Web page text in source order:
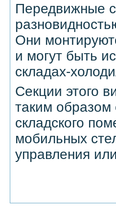
Передвижные
Они
и могут быть
складах-
Секции этого
таким образом
складского
мобильных
управления